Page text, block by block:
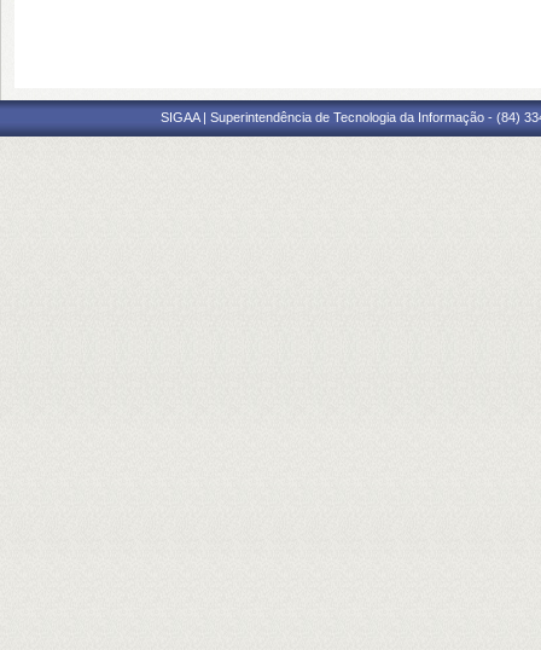
SIGAA | Superintendência de Tecnologia da Informação - (84)